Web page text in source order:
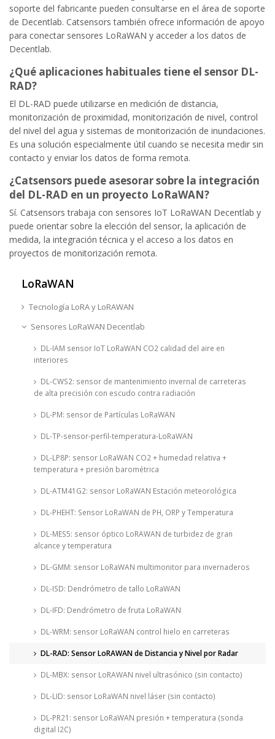
LoRaWAN
Tecnología LoRA y LoRAWAN
Sensores LoRaWAN Decentlab
DL-IAM sensor IoT LoRaWAN CO2 calidad del aire en
interiores
DL-CWS2: sensor de mantenimiento invernal de carreteras
de alta precisión con escudo contra radiación
DL-PM: sensor de Partículas LoRaWAN
DL-TP-sensor-perfil-temperatura-LoRaWAN
DL-LP8P: sensor LoRaWAN CO2 + humedad relativa +
temperatura + presión barométrica
DL-ATM41G2: sensor LoRaWAN Estación meteorológica
DL-PHEHT: Sensor LoRaWAN de PH, ORP y Temperatura
DL-MES5: sensor óptico LoRAWAN de turbidez de gran
alcance y temperatura
DL-GMM: sensor LoRaWAN multimonitor para invernaderos
DL-ISD: Dendrómetro de tallo LoRaWAN
DL-IFD: Dendrómetro de fruta LoRaWAN
DL-WRM: sensor LoRaWAN control hielo en carreteras
DL-RAD: Sensor LoRAWAN de Distancia y Nivel por Radar
DL-MBX: sensor LoRAWAN nivel ultrasónico (sin contacto)
DL-LID: sensor LoRaWAN nivel láser (sin contacto)
DL-PR21: sensor LoRaWAN presión + temperatura (sonda
digital I2C)
soporte del fabricante pueden consultarse en el área de soporte
de Decentlab. Catsensors también ofrece información de apoyo
para conectar sensores LoRaWAN y acceder a los datos de
Decentlab.
¿Qué aplicaciones habituales tiene el sensor DL-
RAD?
El DL-RAD puede utilizarse en medición de distancia,
monitorización de proximidad, monitorización de nivel, control
del nivel del agua y sistemas de monitorización de inundaciones.
Es una solución especialmente útil cuando se necesita medir sin
contacto y enviar los datos de forma remota.
¿Catsensors puede asesorar sobre la integración
del DL-RAD en un proyecto LoRaWAN?
Sí. Catsensors trabaja con sensores IoT LoRaWAN Decentlab y
puede orientar sobre la elección del sensor, la aplicación de
medida, la integración técnica y el acceso a los datos en
proyectos de monitorización remota.